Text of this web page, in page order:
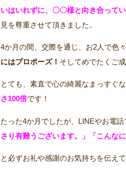
いはいれずに、〇〇様と向き合って
見を尊重させて頂きました。
4か月の間、交際を通じ、お2人で色
にはプロポーズ！ そしてめでたくご
とても、素直で心の綺麗なまっすぐ
さ100倍です！
たった4か月でしたが、LINEやお電
さり有難うございます。」「こんな
と必ずお礼や感謝のお気持ちを伝え